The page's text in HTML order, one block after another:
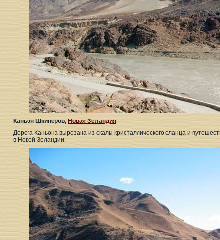
Каньон Шкиперов, Новая Зеландия
Дорога Каньона вырезана из скалы кристаллического сланца и
в Новой Зеландии.